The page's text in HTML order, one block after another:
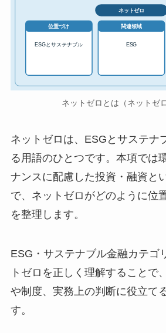
ネットゼロ
位置づけ
ESGとサステナブル
関連領域
ESG
ネットゼロとは（ネットゼ
ネットゼロは、ESGとサステナ
る用語のひとつです。本項では
ナンスに配慮した投資・融資と
で、ネットゼロがどのように位
を整理します。
ESG・サステナブル金融カテゴ
トゼロを正しく理解することで
や制度、実務上の判断に役立て
す。